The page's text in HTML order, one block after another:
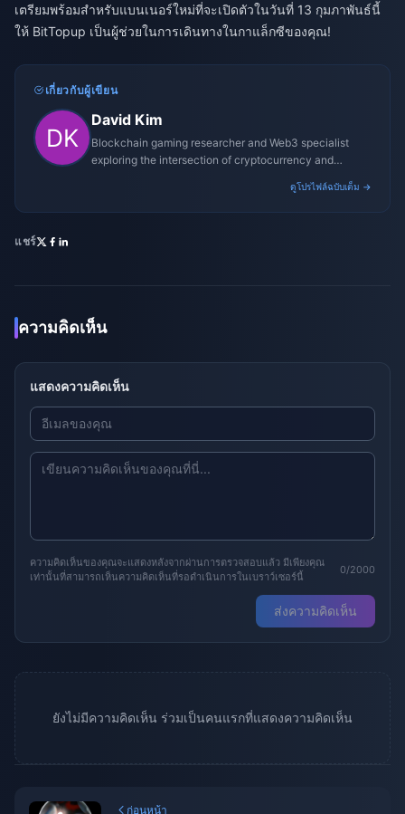
เตรียมพร้อมสำหรับแบนเนอร์ใหม่ที่จะเปิดตัวในวันที่ 13 กุมภาพันธ์นี้
ให้ BitTopup เป็นผู้ช่วยในการเดินทางในกาแล็กซีของคุณ!
เกี่ยวกับผู้เขียน
David Kim
Blockchain gaming researcher and Web3 specialist
exploring the intersection of cryptocurrency and
ดูโปรไฟล์ฉบับเต็ม →
แชร์
ความคิดเห็น
แสดงความคิดเห็น
ความคิดเห็นของคุณจะแสดงหลังจากผ่านการตรวจสอบแล้ว มีเพียงคุณ
เท่านั้นที่สามารถเห็นความคิดเห็นที่รอดำเนินการในเบราว์เซอร์นี้
0/2000
ส่งความคิดเห็น
ยังไม่มีความคิดเห็น ร่วมเป็นคนแรกที่แสดงความคิดเห็น
ก่อนหน้า